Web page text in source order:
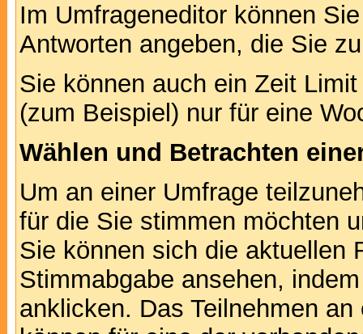
Im Umfrageneditor können
Antworten angeben, die Sie
Sie können auch ein Zeit
(zum Beispiel) nur für eine
Wählen und Betrachten
Um an einer Umfrage
für die Sie stimmen möchten
Sie können sich die aktuellen
Stimmabgabe ansehen,
anklicken. Das Teilnehmen